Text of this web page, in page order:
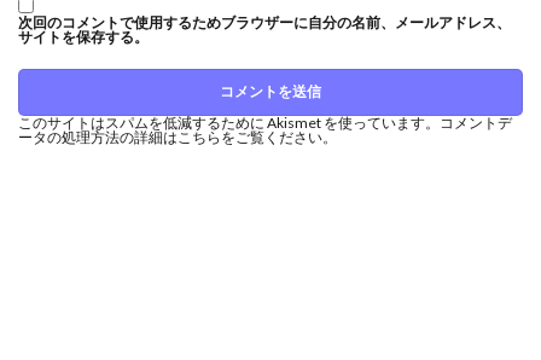
次回のコメントで使用するためブラウザーに自分の名前、メールアドレス、
サイトを保存する。
このサイトはスパムを低減するために Akismet を使っています。
コメントデ
ータの処理方法の詳細はこちらをご覧ください。